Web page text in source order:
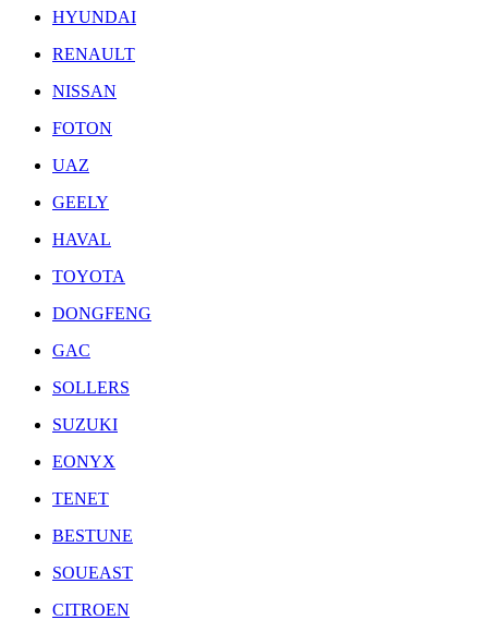
HYUNDAI
RENAULT
NISSAN
FOTON
UAZ
GEELY
HAVAL
TOYOTA
DONGFENG
GAC
SOLLERS
SUZUKI
EONYX
TENET
BESTUNE
SOUEAST
CITROEN